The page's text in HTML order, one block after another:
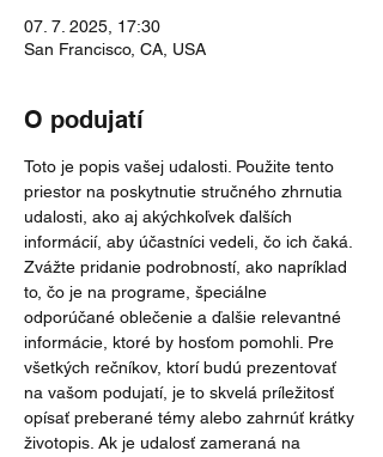
07. 7. 2025, 17:30
San Francisco, CA, USA
O podujatí
Toto je popis vašej udalosti. Použite tento
priestor na poskytnutie stručného zhrnutia
udalosti, ako aj akýchkoľvek ďalších
informácií, aby účastníci vedeli, čo ich čaká.
Zvážte pridanie podrobností, ako napríklad
to, čo je na programe, špeciálne
odporúčané oblečenie a ďalšie relevantné
informácie, ktoré by hosťom pomohli. Pre
všetkých rečníkov, ktorí budú prezentovať
na vašom podujatí, je to skvelá príležitosť
opísať preberané témy alebo zahrnúť krátky
životopis. Ak je udalosť zameraná na